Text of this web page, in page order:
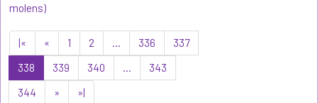
molens)
|« « 1 2 ... 336
337
338
339 340 ...
343
344
» »|